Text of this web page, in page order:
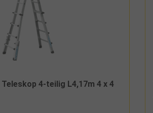
4-teilig L4,17m 4 x 4